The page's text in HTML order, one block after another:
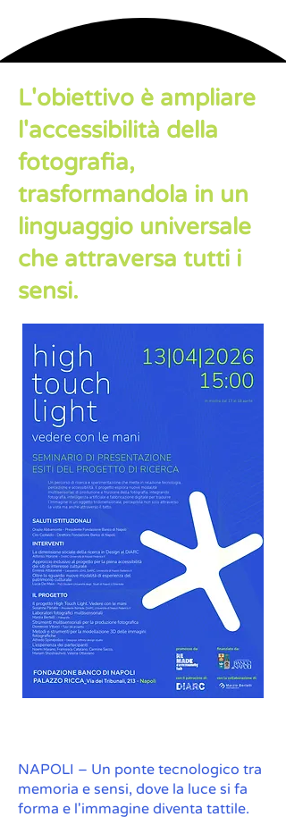
L'obiettivo è ampliare
l'accessibilità della
fotografia,
trasformandola in un
linguaggio universale
che attraversa tutti i
sensi.
NAPOLI – Un ponte tecnologico tra
memoria e sensi, dove la luce si fa
forma e l'immagine diventa tattile.